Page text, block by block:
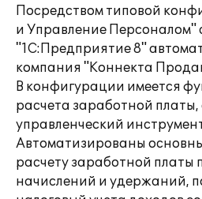
Посредством типовой
и Управление Персоналом"
"1С:Предприятие 8"
компания "Коннекта
В конфигурации имеется
расчета заработной
управленческий
Автоматизированы
расчету заработной
начислений и удержаний,